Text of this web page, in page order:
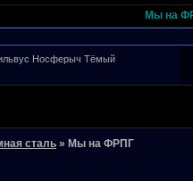
Мы на
Носферыч Тёмый
сталь »Мы на ФРПГ